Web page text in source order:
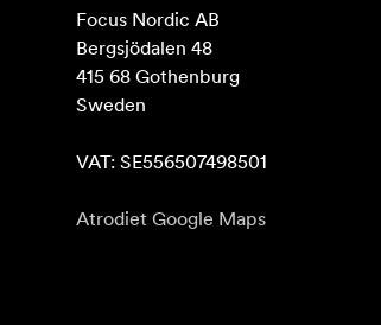
Focus Nordic AB
Bergsjödalen 48
415 68 Gothenburg
Sweden
VAT: SE556507498501
Atrodiet Google Maps